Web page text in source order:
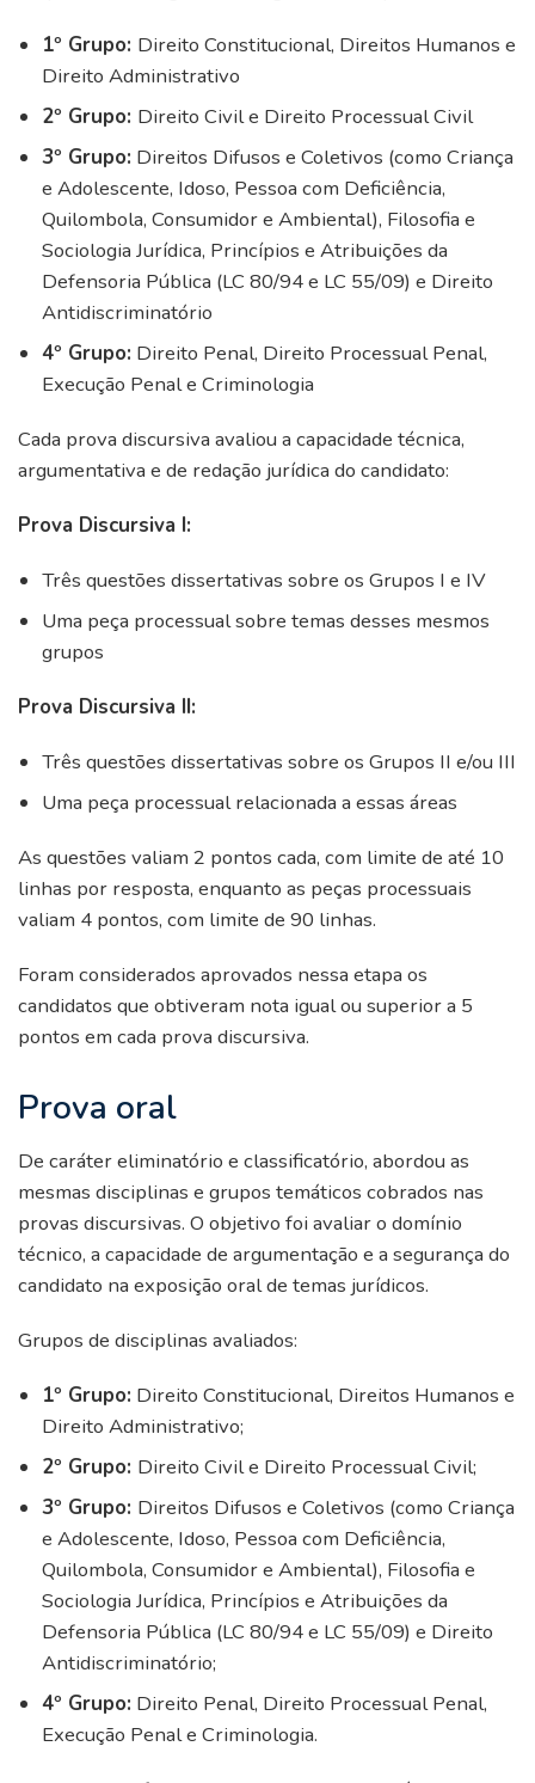
1º Grupo: Direito Constitucional, Direitos Humanos e
Direito Administrativo
2º Grupo: Direito Civil e Direito Processual Civil
3º Grupo: Direitos Difusos e Coletivos (como Criança
e Adolescente, Idoso, Pessoa com Deficiência,
Quilombola, Consumidor e Ambiental), Filosofia e
Sociologia Jurídica, Princípios e Atribuições da
Defensoria Pública (LC 80/94 e LC 55/09) e Direito
Antidiscriminatório
4º Grupo: Direito Penal, Direito Processual Penal,
Execução Penal e Criminologia
Cada prova discursiva avaliou a capacidade técnica,
argumentativa e de redação jurídica do candidato:
Prova Discursiva I:
Três questões dissertativas sobre os Grupos I e IV
Uma peça processual sobre temas desses mesmos
grupos
Prova Discursiva II:
Três questões dissertativas sobre os Grupos II e/ou III
Uma peça processual relacionada a essas áreas
As questões valiam 2 pontos cada, com limite de até 10
linhas por resposta, enquanto as peças processuais
valiam 4 pontos, com limite de 90 linhas.
Foram considerados aprovados nessa etapa os
candidatos que obtiveram nota igual ou superior a 5
pontos em cada prova discursiva.
Prova oral
De caráter eliminatório e classificatório, abordou as
mesmas disciplinas e grupos temáticos cobrados nas
provas discursivas. O objetivo foi avaliar o domínio
técnico, a capacidade de argumentação e a segurança do
candidato na exposição oral de temas jurídicos.
Grupos de disciplinas avaliados:
1º Grupo: Direito Constitucional, Direitos Humanos e
Direito Administrativo;
2º Grupo: Direito Civil e Direito Processual Civil;
3º Grupo: Direitos Difusos e Coletivos (como Criança
e Adolescente, Idoso, Pessoa com Deficiência,
Quilombola, Consumidor e Ambiental), Filosofia e
Sociologia Jurídica, Princípios e Atribuições da
Defensoria Pública (LC 80/94 e LC 55/09) e Direito
Antidiscriminatório;
4º Grupo: Direito Penal, Direito Processual Penal,
Execução Penal e Criminologia.